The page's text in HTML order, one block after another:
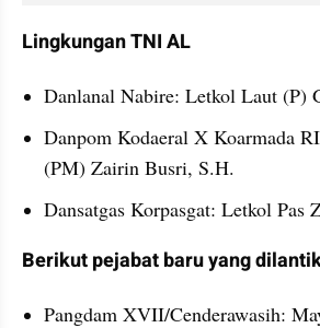
Lingkungan TNI AL
Danlanal Nabire: Letkol Laut (P)
Danpom Kodaeral X Koarmada
(PM) Zairin Busri, S.H.
Dansatgas Korpasgat: Letkol Pas
video from internal kumparan
Berikut pejabat baru yang
Pangdam XVII/Cenderawasih: